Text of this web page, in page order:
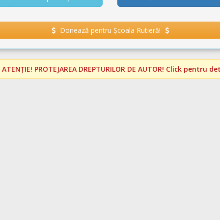
Donează pentru Școala Rutieră!
ATENȚIE! PROTEJAREA DREPTURILOR DE AUTOR! Click pentru